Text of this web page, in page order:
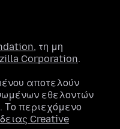
, τη μη
Corporation.
αποτελούν
εθελοντών
Το περιεχόμενο
Creative